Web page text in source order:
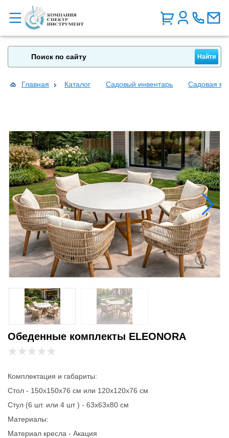
Главная Каталог Садовый инвентарь Садовая
Обеденные комплекты ELEONORA
Комплектация и габариты:
Стол - 150х150х76 см или 120х120х76 см
Стул (6 шт. или 4 шт ) - 63х63х80 см
Материалы:
Материал кресла - Акация